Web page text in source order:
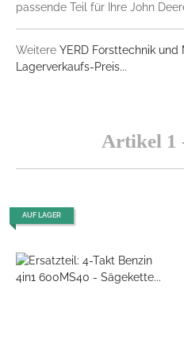
passende Teil für Ihre John
Weitere YERD Forsttechnik
Lagerverkaufs-Preis...
Artikel 1
AUF LAGER